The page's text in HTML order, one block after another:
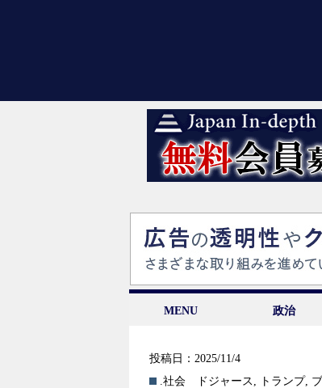
MENU 政治
投稿日：2025/11/4
.社会
ドジャース , トランプ,